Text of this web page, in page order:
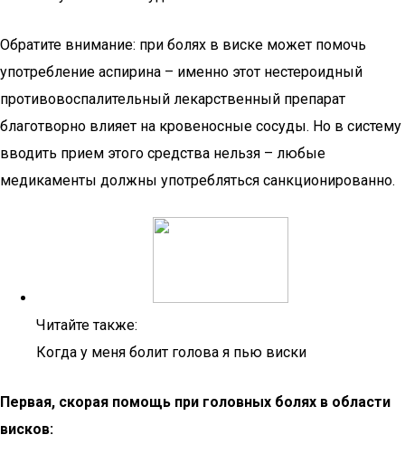
Обратите внимание: при болях в виске может помочь
употребление аспирина – именно этот нестероидный
противовоспалительный лекарственный препарат
благотворно влияет на кровеносные сосуды. Но в систему
вводить прием этого средства нельзя – любые
медикаменты должны употребляться санкционированно.
Читайте также:
Когда у меня болит голова я пью виски
Первая, скорая помощь при головных болях в области
висков: